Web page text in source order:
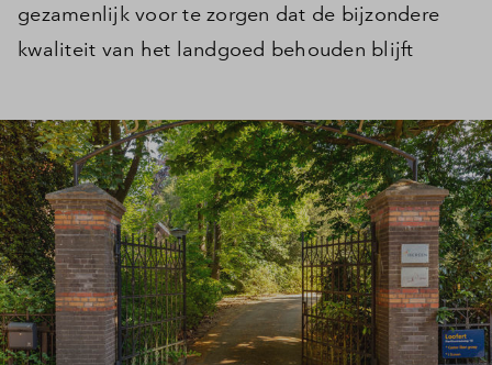
Inloggen
gezamenlijk voor te zorgen dat de bijzondere
kwaliteit van het landgoed behouden blijft